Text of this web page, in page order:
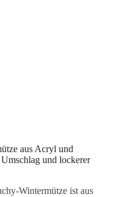
aus Acryl und
und lockerer
Wintermütze ist aus